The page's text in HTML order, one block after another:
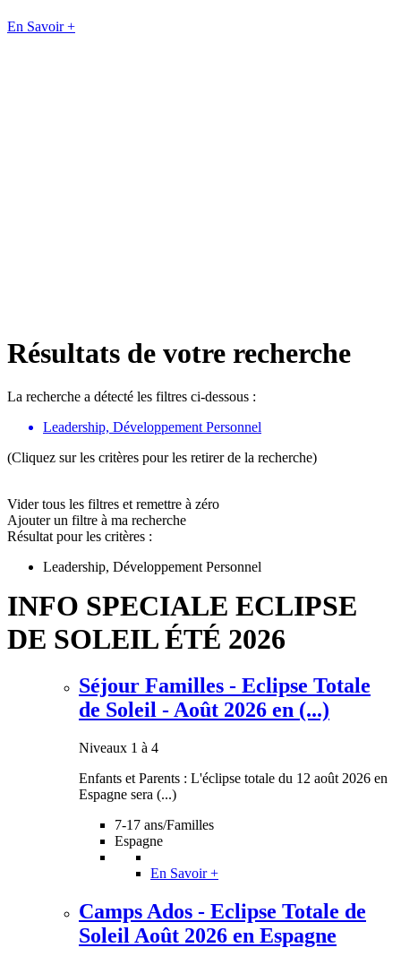
En Savoir +
Résultats de votre recherche
La recherche a détecté les filtres ci-dessous :
Leadership, Développement Personnel
(Cliquez sur les critères pour les retirer de la recherche)
Vider tous les filtres et remettre à zéro
Ajouter un filtre à ma recherche
Résultat pour les critères :
Leadership, Développement Personnel
INFO SPECIALE ECLIPSE
DE SOLEIL ÉTÉ 2026
Séjour Familles - Eclipse Totale
de Soleil - Août 2026 en (...)
Niveaux 1 à 4
Enfants et Parents : L'éclipse totale du 12 août 2026 en
Espagne sera (...)
7-17 ans/Familles
Espagne
En Savoir +
Camps Ados - Eclipse Totale de
Soleil Août 2026 en Espagne